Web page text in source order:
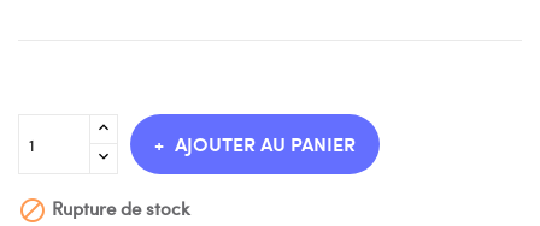
AJOUTER AU PANIER
 Rupture de stock